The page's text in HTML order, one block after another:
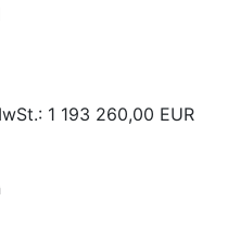
: 1 193 260,00 EUR